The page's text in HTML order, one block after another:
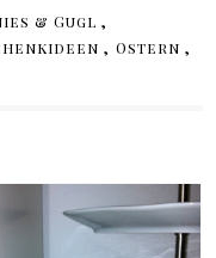
& Gugl ,
, Ostern ,